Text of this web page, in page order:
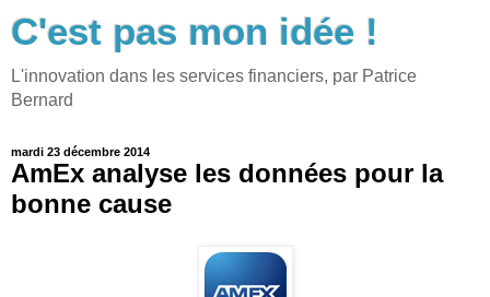
C'est pas mon idée !
L'innovation dans les services financiers, par Patrice
Bernard
mardi 23 décembre 2014
AmEx analyse les données pour la
bonne cause